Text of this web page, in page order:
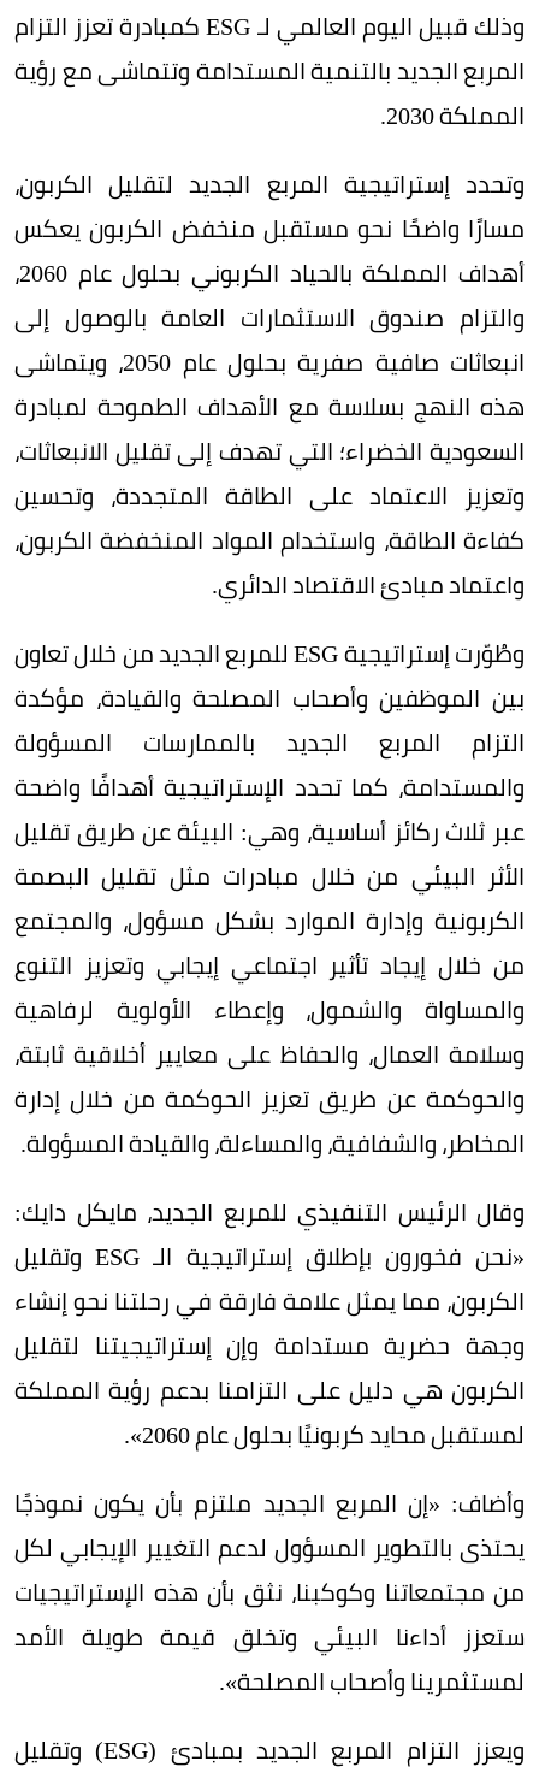
وذلك قبيل اليوم العالمي لـ ESG كمبادرة تعزز التزام
المربع الجديد بالتنمية المستدامة وتتماشى مع رؤية
المملكة 2030.
وتحدد إستراتيجية المربع الجديد لتقليل الكربون،
مسارًا واضحًا نحو مستقبل منخفض الكربون يعكس
أهداف المملكة بالحياد الكربوني بحلول عام 2060،
والتزام صندوق الاستثمارات العامة بالوصول إلى
انبعاثات صافية صفرية بحلول عام 2050، ويتماشى
هذه النهج بسلاسة مع الأهداف الطموحة لمبادرة
السعودية الخضراء؛ التي تهدف إلى تقليل الانبعاثات،
وتعزيز الاعتماد على الطاقة المتجددة، وتحسين
كفاءة الطاقة، واستخدام المواد المنخفضة الكربون،
واعتماد مبادئ الاقتصاد الدائري.
وطُوّرت إستراتيجية ESG للمربع الجديد من خلال تعاون
بين الموظفين وأصحاب المصلحة والقيادة، مؤكدة
التزام المربع الجديد بالممارسات المسؤولة
والمستدامة، كما تحدد الإستراتيجية أهدافًا واضحة
عبر ثلاث ركائز أساسية، وهي: البيئة عن طريق تقليل
الأثر البيئي من خلال مبادرات مثل تقليل البصمة
الكربونية وإدارة الموارد بشكل مسؤول، والمجتمع
من خلال إيجاد تأثير اجتماعي إيجابي وتعزيز التنوع
والمساواة والشمول، وإعطاء الأولوية لرفاهية
وسلامة العمال، والحفاظ على معايير أخلاقية ثابتة،
والحوكمة عن طريق تعزيز الحوكمة من خلال إدارة
المخاطر، والشفافية، والمساءلة، والقيادة المسؤولة.
وقال الرئيس التنفيذي للمربع الجديد، مايكل دايك:
«نحن فخورون بإطلاق إستراتيجية الـ ESG وتقليل
الكربون، مما يمثل علامة فارقة في رحلتنا نحو إنشاء
وجهة حضرية مستدامة وإن إستراتيجيتنا لتقليل
الكربون هي دليل على التزامنا بدعم رؤية المملكة
لمستقبل محايد كربونيًا بحلول عام 2060».
وأضاف: «إن المربع الجديد ملتزم بأن يكون نموذجًا
يحتذى بالتطوير المسؤول لدعم التغيير الإيجابي لكل
من مجتمعاتنا وكوكبنا، نثق بأن هذه الإستراتيجيات
ستعزز أداءنا البيئي وتخلق قيمة طويلة الأمد
لمستثمرينا وأصحاب المصلحة».
ويعزز التزام المربع الجديد بمبادئ (ESG) وتقليل